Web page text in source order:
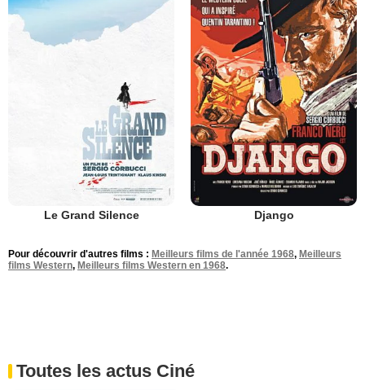
Le Grand Silence Django
Pour découvrir d'autres films : Meilleurs films de l'année 1968, Meilleurs
films Western, Meilleurs films Western en 1968.
Toutes les actus Ciné